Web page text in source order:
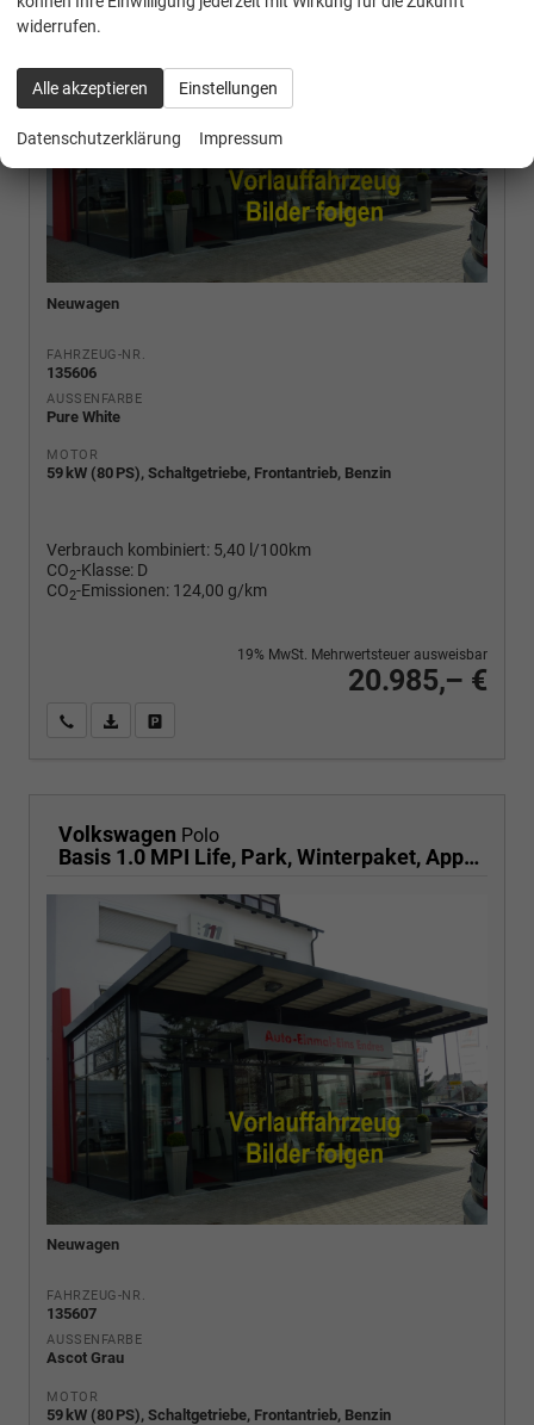
Neuwagen
FAHRZEUG-NR.
135606
AUSSENFARBE
Pure White
MOTOR
59 kW (80 PS), Schaltgetriebe, Frontantrieb, Benzin
Verbrauch kombiniert: 5,40 l/100km
CO2-Klasse: D
CO2-Emissionen: 124,00 g/km
20.985,– €
19% MwSt. Mehrwertsteuer ausweisbar
Wir rufen Sie anPDF-Fahrzeugexposé drucken
Volkswagen Polo
Basis 1.0 MPI Life, Park, Winterpaket, App-Connect, sofort
Neuwagen
FAHRZEUG-NR.
135607
AUSSENFARBE
Ascot Grau
MOTOR
59 kW (80 PS), Schaltgetriebe, Frontantrieb, Benzin
widerrufen.
Alle akzeptieren Einstellungen
Datenschutzerklärung Impressum